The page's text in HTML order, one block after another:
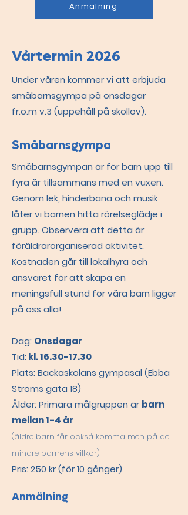
Anmälning
Vårtermin 2026
Under våren kommer vi att erbjuda
småbarnsgympa på onsdagar
fr.o.m v.3 (uppehåll på skollov).
Småbarnsgympa
Småbarnsgympan är för barn upp till
fyra år tillsammans med en vuxen.
Genom lek, hinderbana och musik
låter vi barnen hitta rörelseglädje i
grupp. Observera att detta är
föräldrarorganiserad aktivitet.
Kostnaden går till lokalhyra och
ansvaret för att skapa en
meningsfull stund för våra barn ligger
på oss alla!
Dag: Onsdagar
Tid: kl.16.30-17.30
Plats: Backaskolans gympasal (Ebba
Ströms gata 18)
Ålder: Primära målgruppen ärbarn
mellan 1-4 år
(äldre barn får också komma men på de
mindre barnens villkor)
Pris: 250 kr (för 10 gånger)
Anmälning